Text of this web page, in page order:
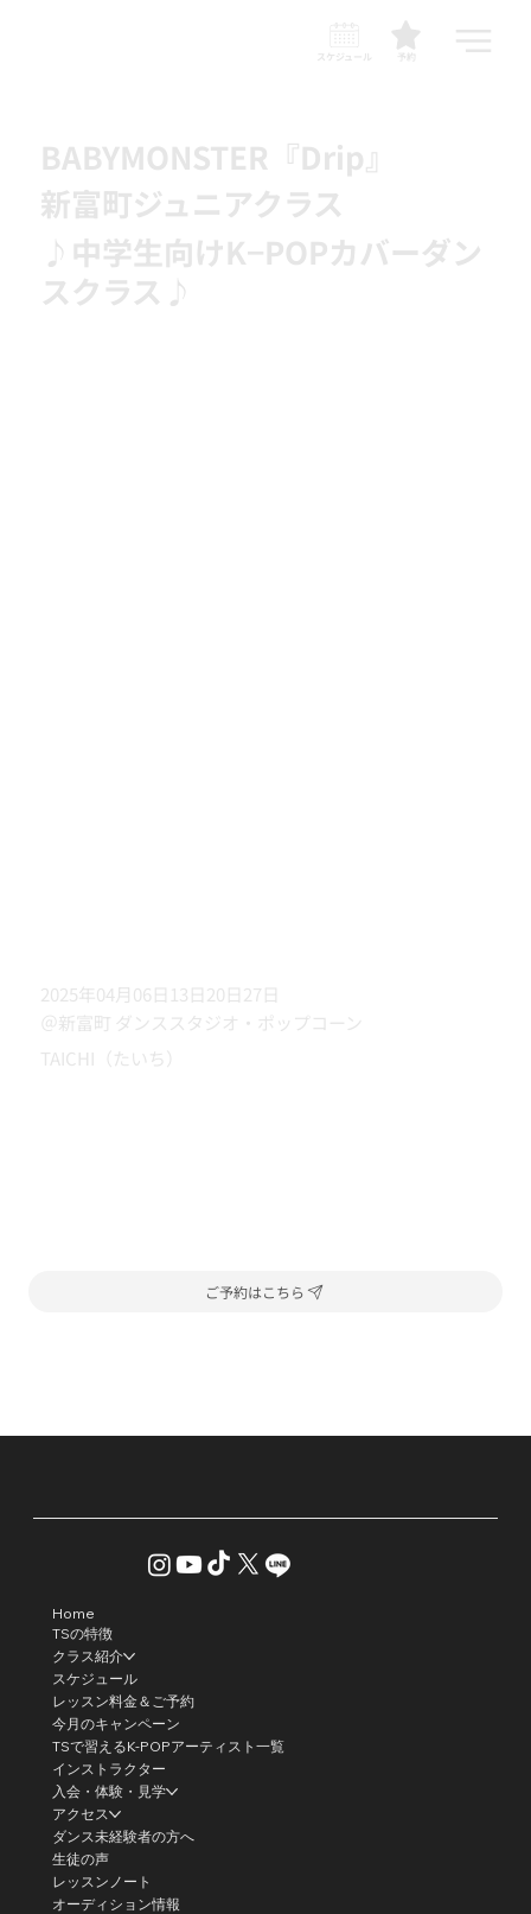
予約
スケジュール
BABYMONSTER『Drip』
新富町ジュニアクラス
♪中学生向けK−POPカバーダン
スクラス♪
2025年04月06日13日20日27日
＠新富町 ダンススタジオ・ポップコーン
TAICHI（たいち）
ご予約はこちら
Home
TSの特徴
クラス紹介
スケジュール
レッスン料金＆ご予約
今月のキャンペーン
TSで習えるK-POPアーティスト一覧
インストラクター
入会・体験・見学
アクセス
ダンス未経験者の方へ
生徒の声
レッスンノート
オーディション情報